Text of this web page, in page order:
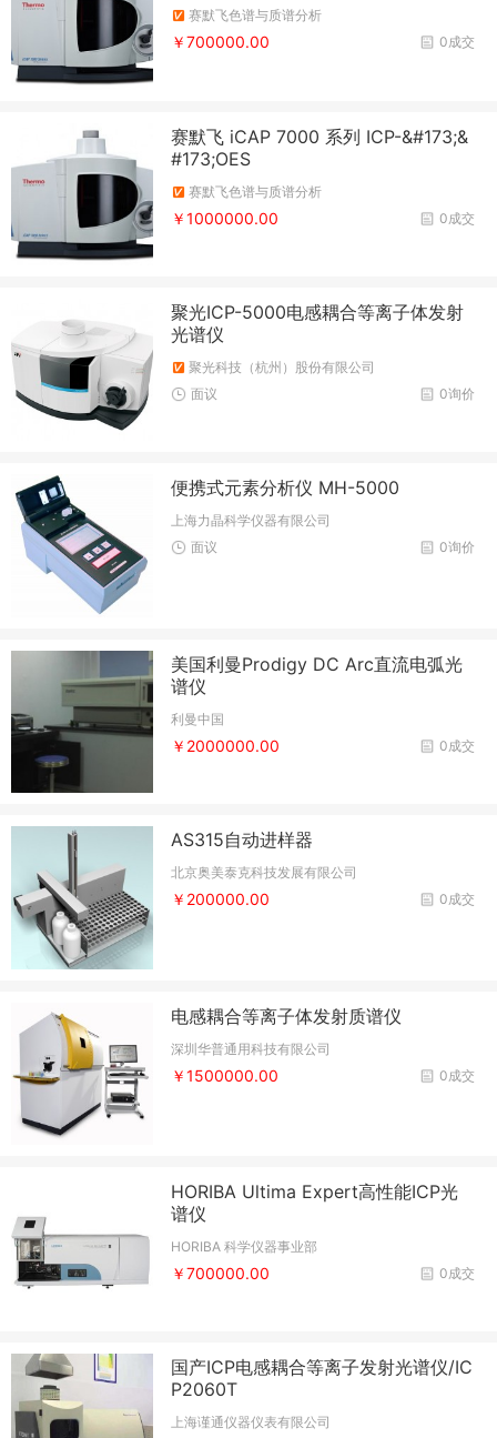
赛默飞色谱与质谱分析
0成交
￥700000.00
赛默飞 iCAP 7000 系列 ICP-&#173;&
#173;OES
赛默飞色谱与质谱分析
0成交
￥1000000.00
聚光ICP-5000电感耦合等离子体发射
光谱仪
聚光科技（杭州）股份有限公司
0询价
面议
便携式元素分析仪 MH-5000
上海力晶科学仪器有限公司
0询价
面议
美国利曼Prodigy DC Arc直流电弧光
谱仪
利曼中国
0成交
￥2000000.00
AS315自动进样器
北京奥美泰克科技发展有限公司
0成交
￥200000.00
电感耦合等离子体发射质谱仪
深圳华普通用科技有限公司
0成交
￥1500000.00
HORIBA Ultima Expert高性能ICP光
谱仪
HORIBA 科学仪器事业部
0成交
￥700000.00
国产ICP电感耦合等离子发射光谱仪/IC
P2060T
上海谨通仪器仪表有限公司